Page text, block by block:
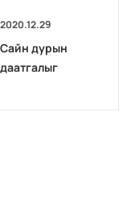
2020.12.29
Сайн дурын
даатгалыг